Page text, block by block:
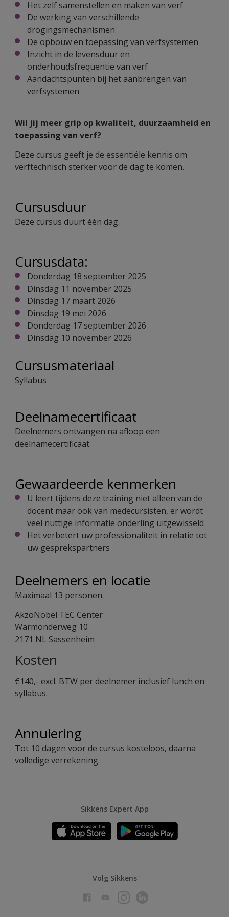
Het zelf samenstellen en maken van verf
De werking van verschillende
drogingsmechanismen
De opbouw en toepassing van verfsystemen
Inzicht in de levensduur en
onderhoudsfrequentie van verf
Aandachtspunten bij het aanbrengen van
verfsystemen
Wil jij meer grip op kwaliteit, duurzaamheid en
toepassing van verf?
Deze cursus geeft je de essentiële kennis om
verftechnisch sterker voor de dag te komen.
Cursusduur
Deze cursus duurt één dag.
Cursusdata:
Donderdag 18 september 2025
Dinsdag 11 november 2025
Dinsdag 17 maart 2026
Dinsdag 19 mei 2026
Donderdag 17 september 2026
Dinsdag 10 november 2026
Cursusmateriaal
Syllabus
Deelnamecertificaat
Deelnemers ontvangen na afloop een
deelnamecertificaat.
Gewaardeerde kenmerken
U leert tijdens deze training niet alleen van de
docent maar ook van medecursisten, er wordt
veel nuttige informatie onderling uitgewisseld
Het verbetert uw professionaliteit in relatie tot
uw gesprekspartners
Deelnemers en locatie
Maximaal 13 personen.
AkzoNobel TEC Center
Warmonderweg 10
2171 NL Sassenheim
Kosten
€140,- excl. BTW per deelnemer inclusief lunch en
syllabus.
Annulering
Tot 10 dagen voor de cursus kosteloos, daarna
volledige verrekening.
Sikkens Expert App
Volg Sikkens